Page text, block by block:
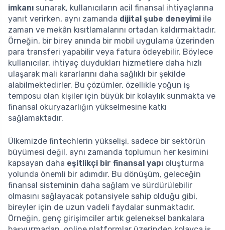
imkanı sunarak, kullanıcıların acil finansal ihtiyaçlarına
yanıt verirken, aynı zamanda dijital şube deneyimi ile
zaman ve mekân kısıtlamalarını ortadan kaldırmaktadır.
Örneğin, bir birey anında bir mobil uygulama üzerinden
para transferi yapabilir veya fatura ödeyebilir. Böylece
kullanıcılar, ihtiyaç duydukları hizmetlere daha hızlı
ulaşarak mali kararlarını daha sağlıklı bir şekilde
alabilmektedirler. Bu çözümler, özellikle yoğun iş
temposu olan kişiler için büyük bir kolaylık sunmakta ve
finansal okuryazarlığın yükselmesine katkı
sağlamaktadır.
Ülkemizde fintechlerin yükselişi, sadece bir sektörün
büyümesi değil, aynı zamanda toplumun her kesimini
kapsayan daha eşitlikçi bir finansal yapı oluşturma
yolunda önemli bir adımdır. Bu dönüşüm, geleceğin
finansal sisteminin daha sağlam ve sürdürülebilir
olmasını sağlayacak potansiyele sahip olduğu gibi,
bireyler için de uzun vadeli faydalar sunmaktadır.
Örneğin, genç girişimciler artık geleneksel bankalara